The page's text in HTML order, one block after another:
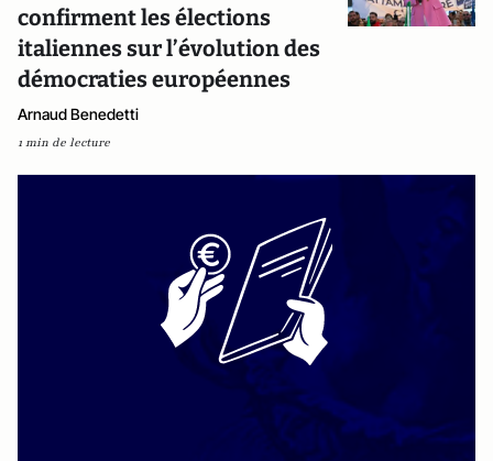
confirment les élections
italiennes sur l’évolution des
démocraties européennes
Arnaud Benedetti
1 min de lecture